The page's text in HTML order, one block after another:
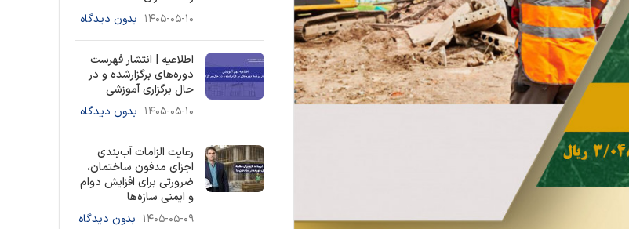
۱۴۰۵-۰۵-۱۰ بدون دیدگاه
اطلاعیه | انتشار فهرست
دوره‌های برگزارشده و در
حال برگزاری آموزشی
۱۴۰۵-۰۵-۱۰ بدون دیدگاه
رعایت الزامات آب‌بندی
اجزای مدفون ساختمان،
ضرورتی برای افزایش دوام
و ایمنی سازه‌ها
۱۴۰۵-۰۵-۰۹ بدون دیدگاه